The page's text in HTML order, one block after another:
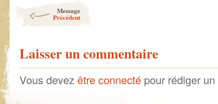
Message
Précédent
Laisser un commentaire
Vous devez être connecté pour rédiger